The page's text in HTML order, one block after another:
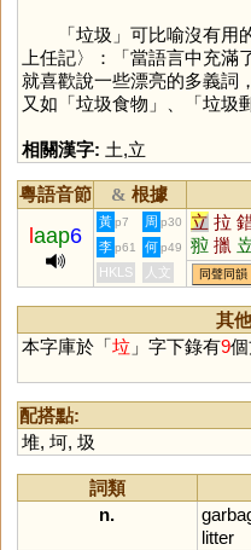
「垃圾」可比喻沒有用的
上任記〉：「當語言中充
就喜歡說一些漂亮的多義詞
又如「垃圾食物」、「垃圾
相關漢字: 土,立
粵語音節 & 根據
aap6
黃 p7 周 p30 立 拉
翋 擸
李 p61 何 p49
HKLS 人文 同聲同韻
其
本字庫於「垃」字下錄有9
配搭點:
堆, 坷, 圾
詞類
n.
litter